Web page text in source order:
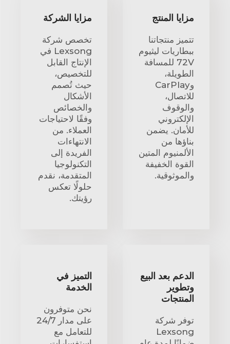
مزايا المنتج
تتميز منتجاتنا
ببطاريات ليثيوم
72V للمسافة
الطويلة،
وCarPlay
للاتصال،
والوقوف
الإلكتروني
للأمان. يضمن
بناؤها من
الألمنيوم المتين
القوة الخفيفة
والموثوقية.
مزايا الشركة
تخصص شركة
Lexsong في
الإنتاج القابل
للتخصيص،
حيث تُصمم
الأشكال
والخصائص
وفقًا لاحتياجات
العملاء. من
الانتهاءات
الفريدة إلى
التكنولوجيا
المتقدمة، نقدم
حلولًا تعكس
رؤيتك.
الدعم بعد البيع
وتطوير
المنتجات
توفر شركة
Lexsong
التميز في
الخدمة
نحن متوفرون
على مدار 24/7
للتعامل مع